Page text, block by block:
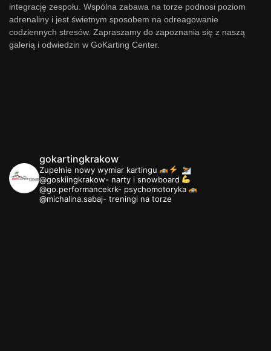
integrację zespołu. Wspólna zabawa na torze podnosi poziom
adrenaliny i jest świetnym sposobem na odreagowanie
codziennych stresów. Zapraszamy do zapoznania się z naszą
galerią i odwiedzin w GoKarting Center.
gokartingkrakow
Zupełnie nowy wymiar kartingu
⛷
@goskiingkrakow- narty i snowboard
@go.performancekrk- psychomotoryka
@michalina.sabaj- treningi na torze